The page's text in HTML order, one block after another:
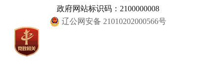
政府网站标识码：2100000008
辽公网安备 21010202000566号